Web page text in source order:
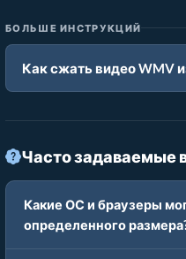
БОЛЬШЕ ИНСТРУКЦИЙ
Как сжать видео WMV
Часто задаваемые
Какие ОС и браузеры
определенного